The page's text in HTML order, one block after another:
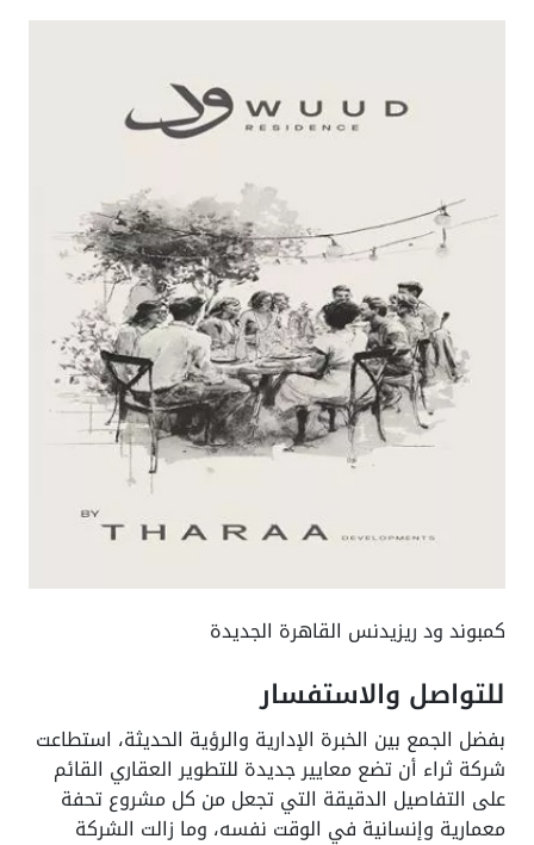
كمبوند ود ريزيدنس القاهرة الجديدة
للتواصل والاستفسار
بفضل الجمع بين الخبرة الإدارية والرؤية الحديثة، استطاعت
شركة ثراء أن تضع معايير جديدة للتطوير العقاري القائم
على التفاصيل الدقيقة التي تجعل من كل مشروع تحفة
معمارية وإنسانية في الوقت نفسه، وما زالت الشركة